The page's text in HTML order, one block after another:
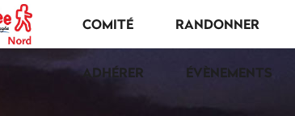
COMITÉ RANDONNER
ADHÉRER ÉVÈNEMENTS